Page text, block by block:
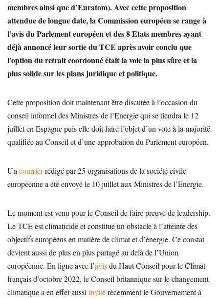
membres ainsi que d’Euratom). Avec cette proposition
attendue de longue date, la Commission européen se range à
l’avis du Parlement européen et des 8 Etats membres ayant
déjà annoncé leur sortie du TCE après avoir conclu que
l’option du retrait coordonné était la voie la plus sûre et la
plus solide sur les plans juridique et politique.
Cette proposition doit maintenant être discutée à l’occasion du
conseil informel des Ministres de l’Energie qui se tiendra le 12
juillet en Espagne puis elle doit faire l’objet d’un vote à la majorité
qualifiée au Conseil et d’une approbation du Parlement européen.
Un courrierrédigé par 25 organisations de la société civile
européenne a été envoyé le 10 juillet aux Ministres de l’Energie.
Le moment est venu pour le Conseil de faire preuve de leadership.
Le TCE est climaticide et constitue un obstacle à l’atteinte des
objectifs européens en matière de climat et d’énergie. Ce constat
devient aussi de plus en plus partagé au delà de l’Union
européenne. En ligne avec l’avisdu Haut Conseil pour le Climat
français d’octobre 2022, le Conseil britannique sur le changement
climatique a en effet aussi invitérécemment le Gouvernement à